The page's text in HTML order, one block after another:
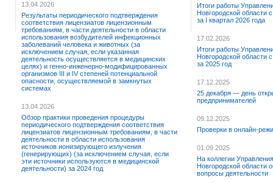
13.04.2026
Результаты периодического подтверждения
соответствия лицензиатов лицензионным
требованиям, в части деятельности в области
использования возбудителей инфекционных
заболеваний человека и животных (за
исключением случая, если указанная
деятельность осуществляется в медицинских
целях) и генно-инженерно-модифицированных
организмов III и IV степеней потенциальной
опасности, осуществляемой в замкнутых
системах
13.04.2026
Обзор практики проведения процедуры
периодического подтверждения соответствия
лицензиатов лицензионным требованиям, в части
деятельности в области использования
источников ионизирующего излучения
(генерирующих) (за исключением случая, если
эти источники используются в медицинской
деятельности) за 2024 год
Итоги работы
Новгородской области
за I квартал 2026 года
17.02.2026
Итоги работы
Новгородской области
за 2025 год
17.12.2025
25 декабря — день
предпринимателей
09.12.2025
Проверки в онлайн-
01.09.2025
На коллегии
Новгородской области
вопросы деятельности